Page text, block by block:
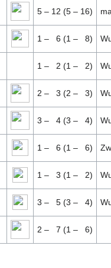
5 – 12 (5 – 16)
1 – 6 (1 – 8)
1 – 2 (1 – 2)
2 – 3 (2 – 3)
3 – 4 (3 – 4)
1 – 6 (1 – 6)
1 – 3 (1 – 2)
3 – 5 (3 – 4)
2 – 7 (1 – 6)